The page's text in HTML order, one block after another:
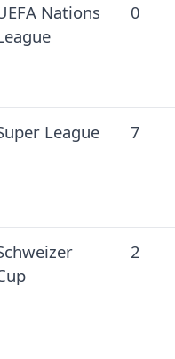
Nations
0
League 7
2